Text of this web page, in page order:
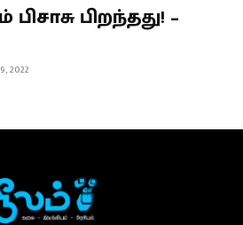
பிறந்தது! –
2022